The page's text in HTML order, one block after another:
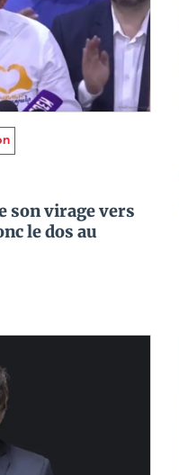
son virage vers
le dos au